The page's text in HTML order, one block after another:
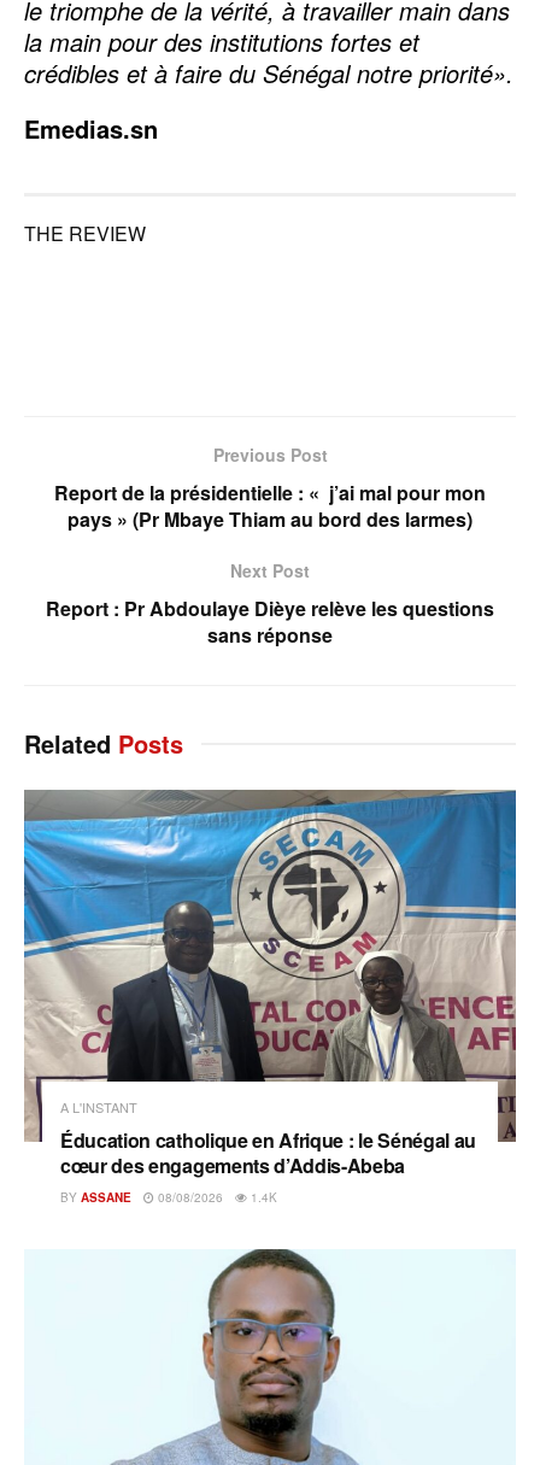
le triomphe de la vérité, à travailler main dans
la main pour des institutions fortes et
crédibles et à faire du Sénégal notre priorité».
Emedias.sn
THE REVIEW
Previous Post
Report de la présidentielle : « j’ai mal pour mon
pays » (Pr Mbaye Thiam au bord des larmes)
Next Post
Report : Pr Abdoulaye Dièye relève les questions
sans réponse
Related Posts
A L'INSTANT
Éducation catholique en Afrique : le Sénégal au
cœur des engagements d’Addis-Abeba
BY ASSANE 08/08/2026 1.4K